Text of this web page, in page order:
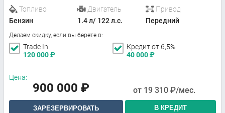
Топливо
Бензин
Двигатель
1.4 л/ 122 л.с.
Привод
Передний
Делаем скидку, если вы берете в:
Trade In
120 000₽
Кредит от 6,5%
40 000₽
Цена:
900 000 ₽ от 19 310 ₽/мес.
ЗАРЕЗЕРВИРОВАТЬ В КРЕДИТ